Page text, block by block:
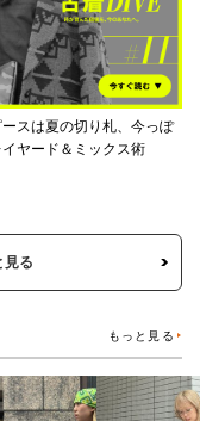
スは夏の切り札、今っぽ
イヤード＆ミックス術
見る
もっと見る